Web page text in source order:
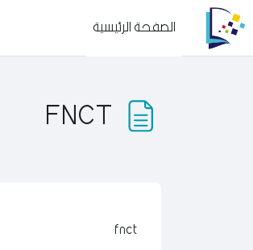
تخطى إلى المحتوى الرئيسي
الصفحة الرئيسية
FNCT
fnct